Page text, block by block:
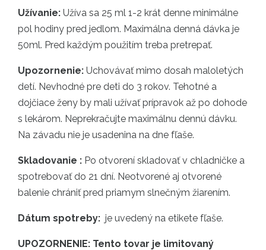
Užívanie: Užíva sa 25 ml 1-2 krát denne minimálne
pol hodiny pred jedlom. Maximálna denná dávka je
50ml. Pred každým použitím treba pretrepať.
Upozornenie: Uchovávať mimo dosah maloletých
detí. Nevhodné pre deti do 3 rokov. Tehotné a
dojčiace ženy by mali užívať prípravok až po dohode
s lekárom. Neprekračujte maximálnu dennú dávku.
Na závadu nie je usadenina na dne fľaše.
Skladovanie : Po otvorení skladovať v chladničke a
spotrebovať do 21 dní. Neotvorené aj otvorené
balenie chrániť pred priamym slnečným žiarením.
Dátum spotreby: je uvedený na etikete fľaše.
UPOZORNENIE: Tento tovar je limitovaný